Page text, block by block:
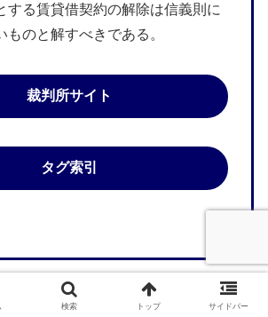
する賃貸借契約の解除は信義則に
ものと解すべきである。
裁判所サイト
タグ索引
検索 トップ サイドバー